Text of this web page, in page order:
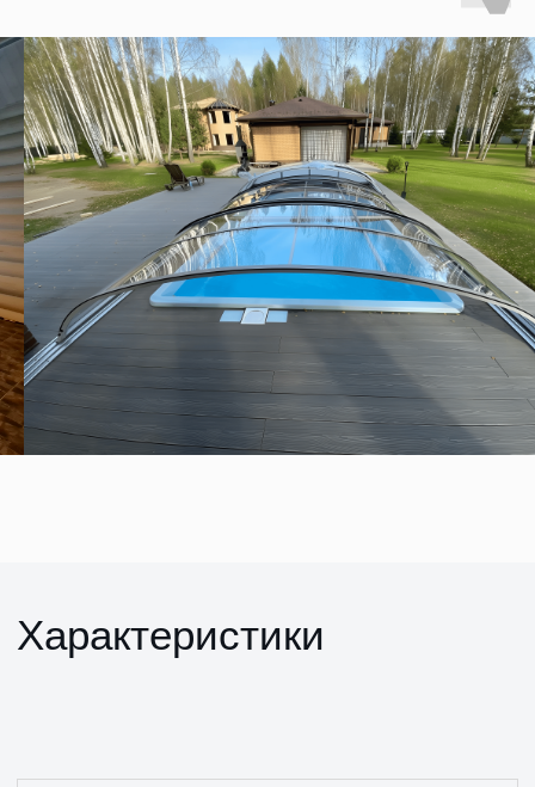
Вес cерия PREMIUM NORD
Вес cерия PREMIUM
Объём
Глубина
Ширина
850 кг
710 кг
3,5 м
7 м
Длина
Характеристики